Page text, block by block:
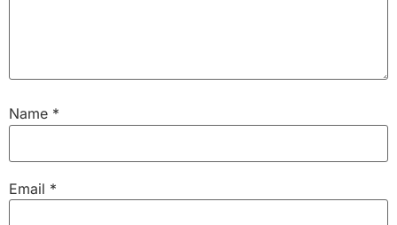
Name *
Email *